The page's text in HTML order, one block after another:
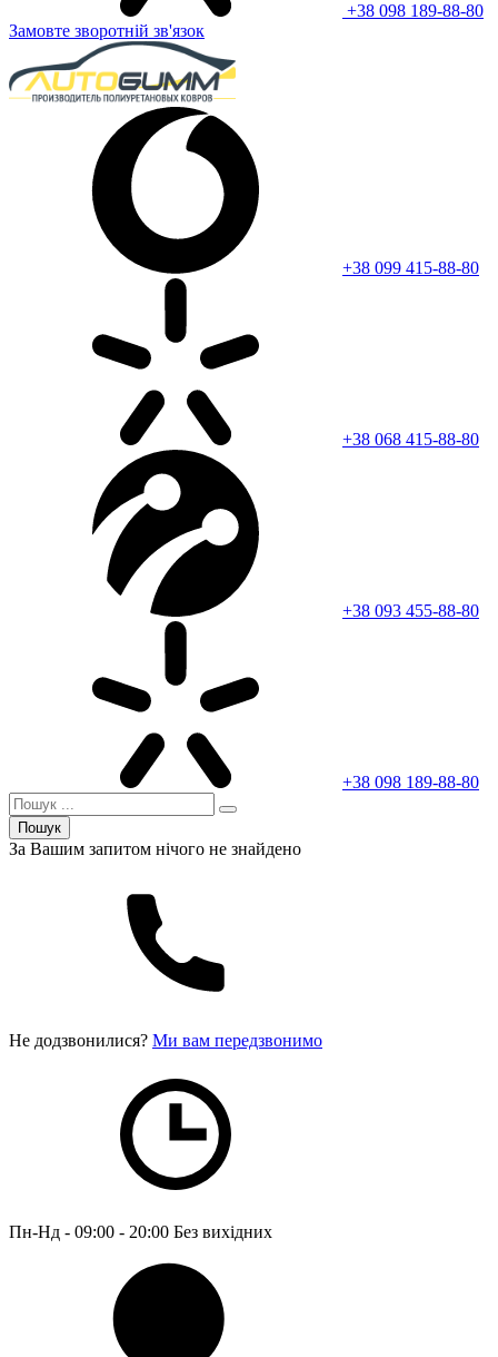
+38 098 189-88-80
Замовте зворотній зв'язок
+38 099 415-88-80
+38 068 415-88-80
+38 093 455-88-80
+38 098 189-88-80
Пошук
За Вашим запитом нічого не знайдено
Не додзвонилися? Ми вам передзвонимо
Пн-Нд - 09:00 - 20:00 Без вихідних